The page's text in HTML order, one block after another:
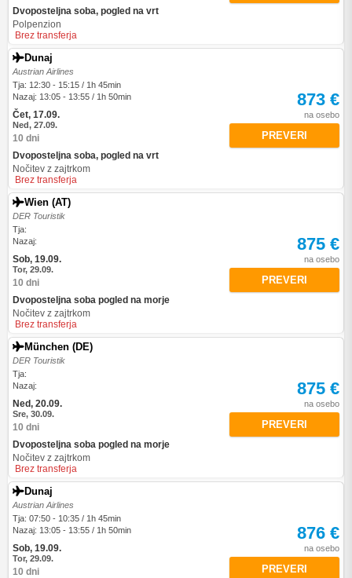
Dvoposteljna soba, pogled na vrt
Polpenzion
Brez transferja
Dunaj
Austrian Airlines
Tja: 12:30 - 15:15 / 1h 45min
Nazaj: 13:05 - 13:55 / 1h 50min
Čet, 17.09.
Ned, 27.09.
10 dni
Dvoposteljna soba, pogled na vrt
Nočitev z zajtrkom
Brez transferja
873 €
na osebo
PREVERI
Wien (AT)
DER Touristik
Tja:
Nazaj:
Sob, 19.09.
Tor, 29.09.
10 dni
Dvoposteljna soba pogled na morje
Nočitev z zajtrkom
Brez transferja
875 €
na osebo
PREVERI
München (DE)
DER Touristik
Tja:
Nazaj:
Ned, 20.09.
Sre, 30.09.
10 dni
Dvoposteljna soba pogled na morje
Nočitev z zajtrkom
Brez transferja
875 €
na osebo
PREVERI
Dunaj
Austrian Airlines
Tja: 07:50 - 10:35 / 1h 45min
Nazaj: 13:05 - 13:55 / 1h 50min
Sob, 19.09.
Tor, 29.09.
10 dni
876 €
na osebo
PREVERI